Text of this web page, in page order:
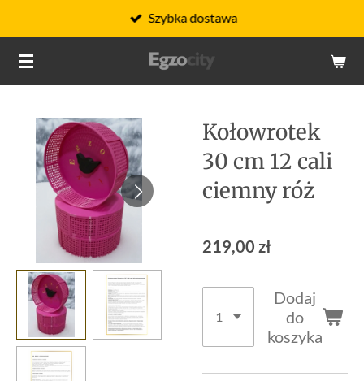
do
głównej
treści
Szybka dostawa
Kołowrotek
30 cm 12 cali
ciemny róż
219,00 zł
Dodaj
do
koszyka